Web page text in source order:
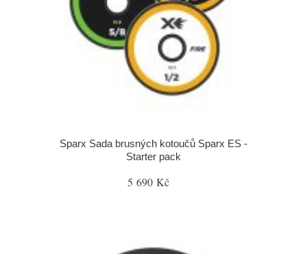
Sparx Sada brusných kotoučů Sparx ES -
Starter pack
5 690 Kč